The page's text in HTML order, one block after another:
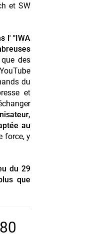
et SW
l' "IWA
des
du
et
au
force, y
du 29
que